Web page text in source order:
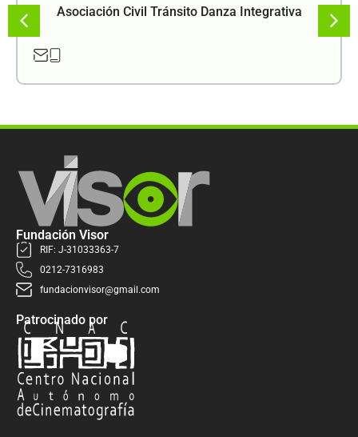
Asociación Civil Tránsito Danza Integrativa
Fundación Visor
RIF: J-31033363-7
0212-7316983
fundacionvisor@gmail.com
Patrocinado por